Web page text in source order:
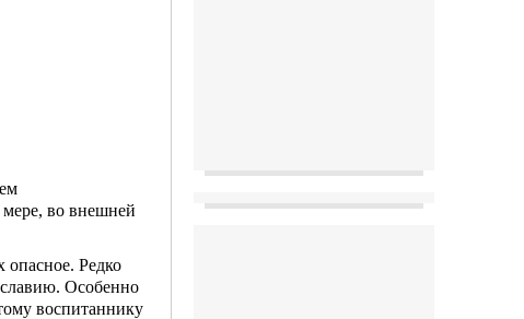
мере, во внешней
опасное. Редко
Осо­бенно
воспитаннику